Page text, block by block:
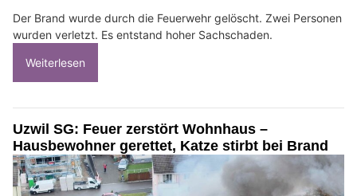
Der Brand wurde durch die Feuerwehr gelöscht. Zwei Personen
wurden verletzt. Es entstand hoher Sachschaden.
Weiterlesen
Uzwil SG: Feuer zerstört Wohnhaus –
Hausbewohner gerettet, Katze stirbt bei Brand